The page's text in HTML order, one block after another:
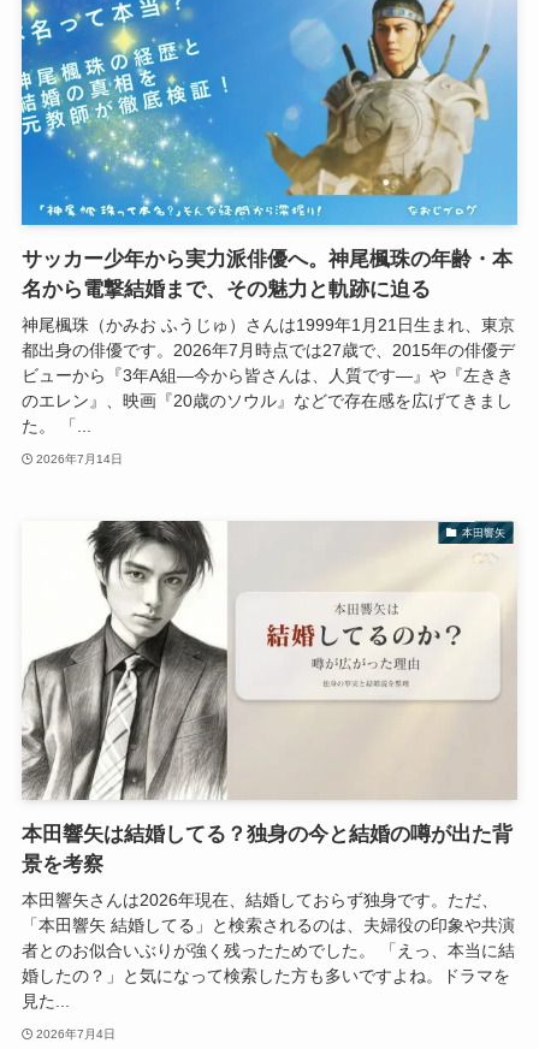
サッカー少年から実力派俳優へ。神尾楓珠の年齢・本
名から電撃結婚まで、その魅力と軌跡に迫る
神尾楓珠（かみお ふうじゅ）さんは1999年1月21日生まれ、東京
都出身の俳優です。2026年7月時点では27歳で、2015年の俳優デ
ビューから『3年A組―今から皆さんは、人質です―』や『左きき
のエレン』、映画『20歳のソウル』などで存在感を広げてきまし
た。 「...
2026年7月14日
本田響矢
本田響矢は結婚してる？独身の今と結婚の噂が出た背
景を考察
本田響矢さんは2026年現在、結婚しておらず独身です。ただ、
「本田響矢 結婚してる」と検索されるのは、夫婦役の印象や共演
者とのお似合いぶりが強く残ったためでした。 「えっ、本当に結
婚したの？」と気になって検索した方も多いですよね。ドラマを
見た...
2026年7月4日